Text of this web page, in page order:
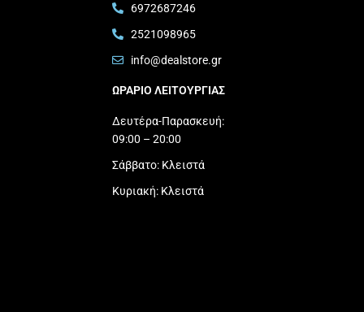
6972687246
2521098965
info@dealstore.gr
ΩΡΑΡΙΟ ΛΕΙΤΟΥΡΓΙΑΣ​
Δευτέρα-Παρασκευή:
09:00 – 20:00
Σάββατο: Κλειστά
Κυριακή: Κλειστά